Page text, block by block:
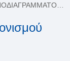
PU